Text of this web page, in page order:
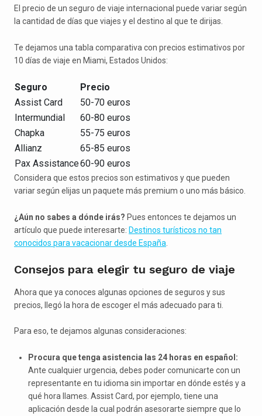
El precio de un seguro de viaje internacional puede variar según
la cantidad de días que viajes y el destino al que te dirijas.
Te dejamos una tabla comparativa con precios estimativos por
10 días de viaje en Miami, Estados Unidos:
Seguro
Precio
Assist Card
50-70 euros
Intermundial
60-80 euros
Chapka
55-75 euros
Allianz
65-85 euros
Pax Assistance60-90 euros
Considera que estos precios son estimativos y que pueden
variar según elijas un paquete más premium o uno más básico.
¿Aún no sabes a dónde irás? Pues entonces te dejamos un
artículo que puede interesarte: Destinos turísticos no tan
conocidos para vacacionar desde España
Consejos para elegir tu seguro de viaje
Ahora que ya conoces algunas opciones de seguros y sus
precios, llegó la hora de escoger el más adecuado para ti.
Para eso, te dejamos algunas consideraciones:
Procura que tenga asistencia las 24 horas en español:
Ante cualquier urgencia, debes poder comunicarte con un
representante en tu idioma sin importar en dónde estés y a
qué hora llames. Assist Card, por ejemplo, tiene una
aplicación desde la cual podrán asesorarte siempre que lo